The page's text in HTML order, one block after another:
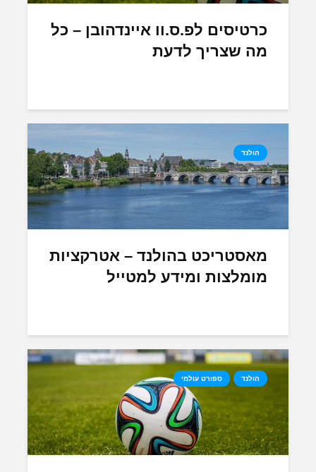
כרטיסים לפ.ס.וו איינדהובן – כל
מה שצריך לדעת
הולנד
מאסטריכט בהולנד – אטרקציות
מומלצות ומידע למטייל
הולנד ספורט עולמי